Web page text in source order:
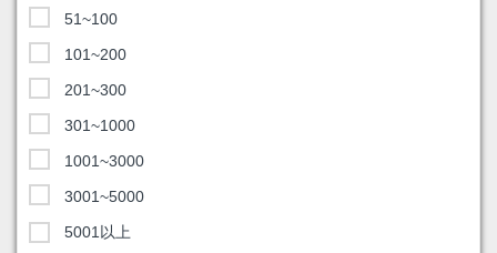
51~100
101~200
201~300
301~1000
1001~3000
3001~5000
5001以上